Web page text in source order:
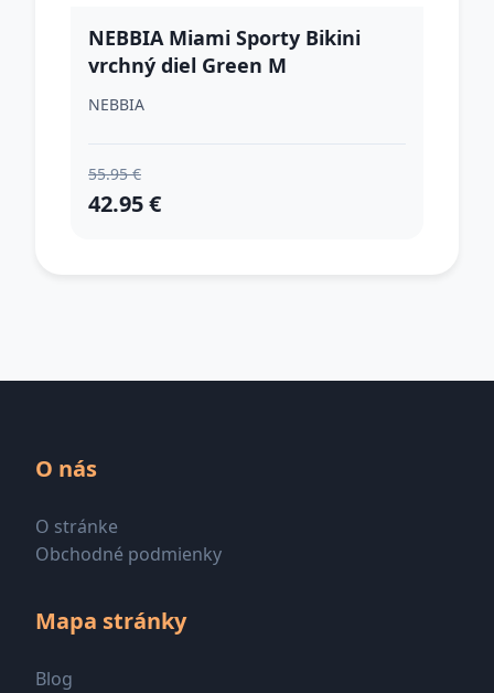
NEBBIA Miami Sporty Bikini
vrchný diel Green M
NEBBIA
55.95 €
42.95 €
O nás
O stránke
Obchodné podmienky
Mapa stránky
Blog